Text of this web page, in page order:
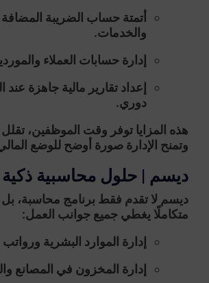
أتمتة حساب الضريبة
والخدمات.
إدارة حسابات العملاء
إعداد تقارير مالية جاهزة
دوري.
هذه المزايا توفر وقت الموظفين،
وتمنح الإدارة صورة أوضح للوضع
ديسم | حلول محاسبية
ديسم لا تقدم فقط برنامج محاسبة،
متكاملًا يغطي جميع جوانب العمل:
إدارة الموارد البشرية
إدارة المخزون في المصانع